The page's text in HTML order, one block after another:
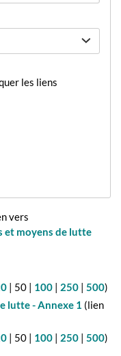
les liens
vers
et moyens de lutte
| 50 | 100 | 250 |500)
lutte - Annexe 1 (lien
| 50 | 100 | 250 |500)